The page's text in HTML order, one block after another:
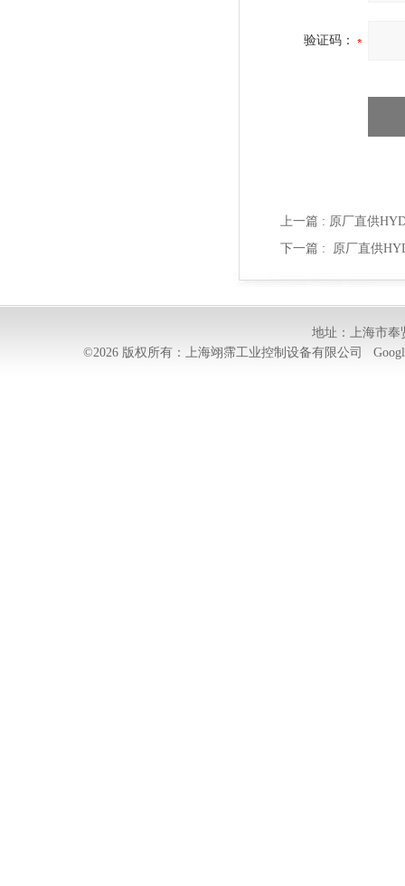
验证码：
上一篇 : 原厂直供
下一篇 : 原厂直供
地址：上海市奉
©2026 版权所有：上海翊霈工业控制设备有限公司